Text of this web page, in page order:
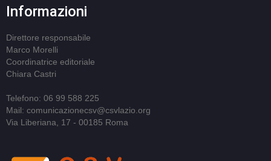
Informazioni
Direttore responsabile
Marco Morelli
Coordinatrice editoriale
Chiara Castri
Telefono: 06 99 588 225
Mail: comunicazionecsv@csvlazio.org
Via Liberiana, 17 - 00185 Roma